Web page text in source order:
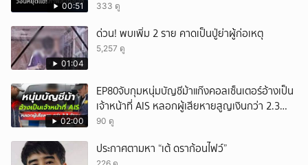
00:51 333 ดู
01:04
ด่วน! พบเพิ่ม 2 ราย คาดเป็นปู่ย่าผู้ก่อเหตุ
5,257 ดู
02:00
EP80จับกุมหนุ่มบัญชีม้าแก๊งคอลเซ็นเตอร์อ้างเป็น
เจ้าหน้าที่ AIS หลอกผู้เสียหายสูญเงินกว่า 2.3
ล้านบาท
90 ดู
ประกาศตามหา “เต้ ดราก้อนไฟว์”